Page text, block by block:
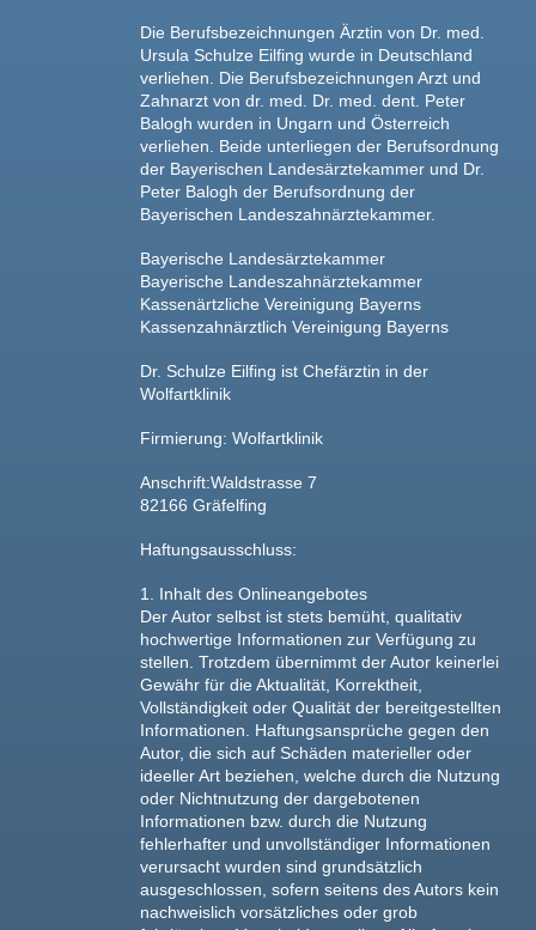
Die Berufsbezeichnungen Ärztin von Dr. med.
Ursula Schulze Eilfing wurde in Deutschland
verliehen. Die Berufsbezeichnungen Arzt und
Zahnarzt von dr. med. Dr. med. dent. Peter
Balogh wurden in Ungarn und Österreich
verliehen. Beide unterliegen der Berufsordnung
der Bayerischen Landesärztekammer und Dr.
Peter Balogh der Berufsordnung der
Bayerischen Landeszahnärztekammer.
Bayerische Landesärztekammer
Bayerische Landeszahnärztekammer
Kassenärtzliche Vereinigung Bayerns
Kassenzahnärztlich Vereinigung Bayerns
Dr. Schulze Eilfing ist Chefärztin in der
Wolfartklinik
Firmierung: Wolfartklinik
Anschrift:Waldstrasse 7
82166 Gräfelfing
Haftungsausschluss:
1. Inhalt des Onlineangebotes
Der Autor selbst ist stets bemüht, qualitativ
hochwertige Informationen zur Verfügung zu
stellen. Trotzdem übernimmt der Autor keinerlei
Gewähr für die Aktualität, Korrektheit,
Vollständigkeit oder Qualität der bereitgestellten
Informationen. Haftungsansprüche gegen den
Autor, die sich auf Schäden materieller oder
ideeller Art beziehen, welche durch die Nutzung
oder Nichtnutzung der dargebotenen
Informationen bzw. durch die Nutzung
fehlerhafter und unvollständiger Informationen
verursacht wurden sind grundsätzlich
ausgeschlossen, sofern seitens des Autors kein
nachweislich vorsätzliches oder grob